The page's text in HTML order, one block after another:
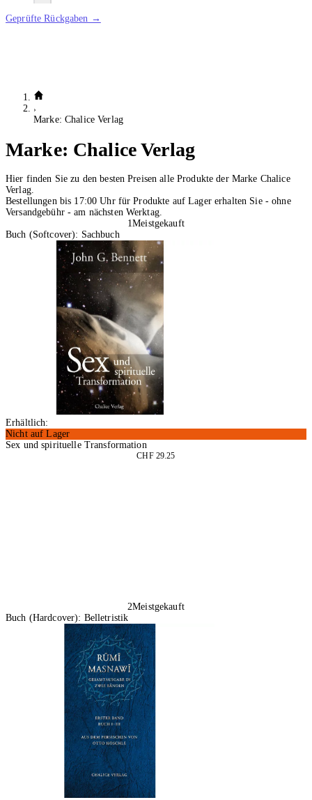
Geprüfte Rückgaben →
Marke: Chalice Verlag
Marke: Chalice Verlag
Hier finden Sie zu den besten Preisen alle Produkte der Marke Chalice
Verlag.
Bestellungen bis 17:00 Uhr für Produkte auf Lager erhalten Sie - ohne
Versandgebühr - am nächsten Werktag.
1Meistgekauft
Buch (Softcover): Sachbuch
Erhältlich:
Nicht auf Lager
Sex und spirituelle Transformation
CHF 29.25
2Meistgekauft
Buch (Hardcover): Belletristik